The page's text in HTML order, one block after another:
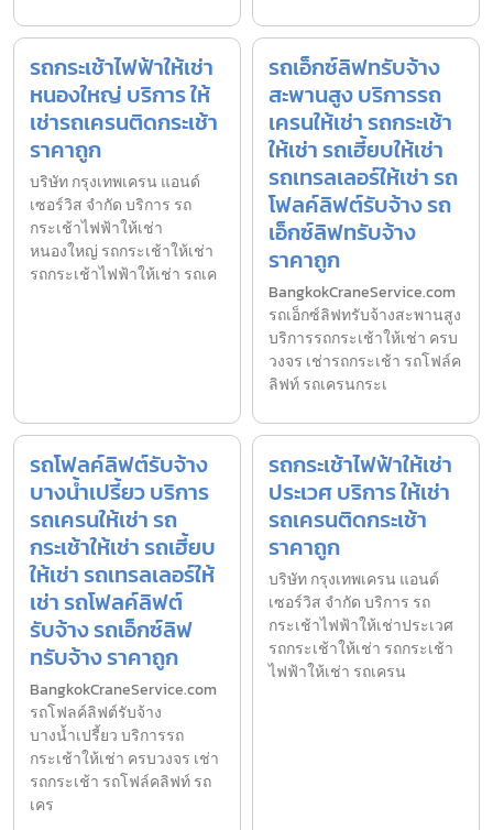
รถกระเช้าไฟฟ้าให้เช่า
หนองใหญ่ บริการ ให้
เช่ารถเครนติดกระเช้า
ราคาถูก
บริษัท กรุงเทพเครน แอนด์
เซอร์วิส จำกัด บริการ รถ
กระเช้าไฟฟ้าให้เช่า
หนองใหญ่ รถกระเช้าให้เช่า
รถกระเช้าไฟฟ้าให้เช่า รถเค
รถเอ็กซ์ลิฟทรับจ้าง
สะพานสูง บริการรถ
เครนให้เช่า รถกระเช้า
ให้เช่า รถเฮี้ยบให้เช่า
รถเทรลเลอร์ให้เช่า รถ
โฟลค์ลิฟต์รับจ้าง รถ
เอ็กซ์ลิฟทรับจ้าง
ราคาถูก
BangkokCraneService.com
รถเอ็กซ์ลิฟทรับจ้างสะพานสูง
บริการรถกระเช้าให้เช่า ครบ
วงจร เช่ารถกระเช้า รถโฟล์ค
ลิฟท์ รถเครนกระเ
รถโฟลค์ลิฟต์รับจ้าง
บางน้ำเปรี้ยว บริการ
รถเครนให้เช่า รถ
กระเช้าให้เช่า รถเฮี้ยบ
ให้เช่า รถเทรลเลอร์ให้
เช่า รถโฟลค์ลิฟต์
รับจ้าง รถเอ็กซ์ลิฟ
ทรับจ้าง ราคาถูก
BangkokCraneService.com
รถโฟลค์ลิฟต์รับจ้าง
บางน้ำเปรี้ยว บริการรถ
กระเช้าให้เช่า ครบวงจร เช่า
รถกระเช้า รถโฟล์คลิฟท์ รถ
เคร
รถกระเช้าไฟฟ้าให้เช่า
ประเวศ บริการ ให้เช่า
รถเครนติดกระเช้า
ราคาถูก
บริษัท กรุงเทพเครน แอนด์
เซอร์วิส จำกัด บริการ รถ
กระเช้าไฟฟ้าให้เช่าประเวศ
รถกระเช้าให้เช่า รถกระเช้า
ไฟฟ้าให้เช่า รถเครน